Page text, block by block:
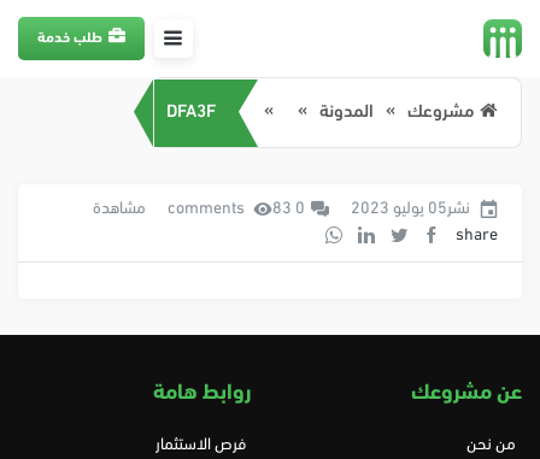
طلب خدمة
مشروعك المدونة DFA3F
نشر05 يوليو 2023 0 comments 83 مشاهدة
share
عن مشروعك
من نحن
روابط هامة
فرص الاستثمار